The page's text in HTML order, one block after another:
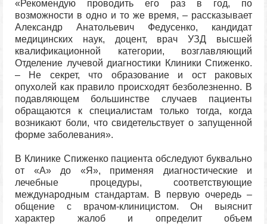
«Рекомендую проводить его раз в год, по
возможности в одно и то же время, – рассказывает
Александр Анатольевич Федусенко, кандидат
медицинских наук, доцент, врач УЗД высшей
квалификационной категории, возглавляющий
Отделение лучевой диагностики Клиники Спиженко.
– Не секрет, что образование и ост раковых
опухолей как правило происходят безболезненно. В
подавляющем большинстве случаев пациенты
обращаются к специалистам только тогда, когда
возникают боли, что свидетельствует о запущенной
форме заболевания».
В Клинике Спиженко пациента обследуют буквально
от «А» до «Я», применяя диагностические и
лечебные процедуры, соответствующие
международным стандартам. В первую очередь –
общение с врачом-клиницистом. Он выяснит
характер жалоб и определит объем